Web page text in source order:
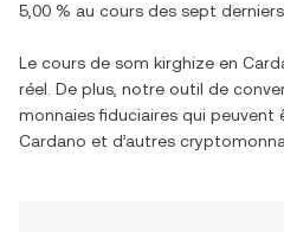
5,00 % au cours des sept derniers
Le cours de som kirghize en
réel. De plus, notre outil de
monnaies fiduciaires qui peuvent
Cardano et d’autres